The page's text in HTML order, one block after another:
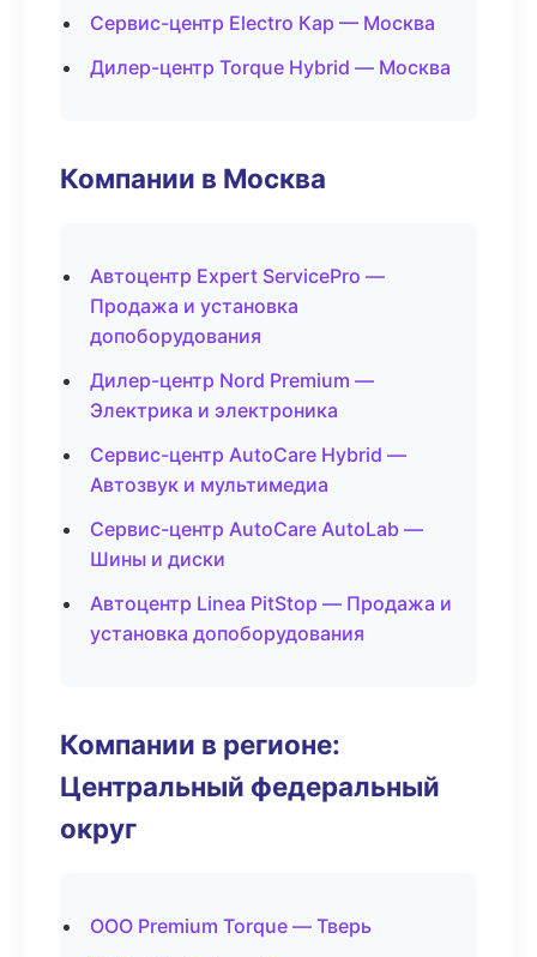
Сервис-центр Electro Кар — Москва
Дилер-центр Torque Hybrid — Москва
Компании в Москва
Автоцентр Expert ServicePro —
Продажа и установка
допоборудования
Дилер-центр Nord Premium —
Электрика и электроника
Сервис-центр AutoCare Hybrid —
Автозвук и мультимедиа
Сервис-центр AutoCare AutoLab —
Шины и диски
Автоцентр Linea PitStop — Продажа и
установка допоборудования
Компании в регионе:
Центральный федеральный
округ
ООО Premium Torque — Тверь